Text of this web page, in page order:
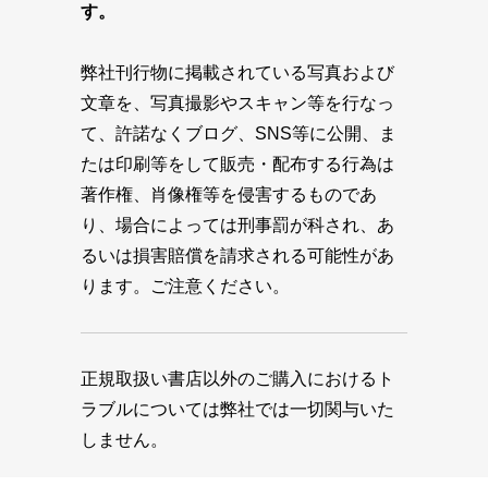
す。
弊社刊行物に掲載されている写真および
文章を、写真撮影やスキャン等を行なっ
て、許諾なくブログ、SNS等に公開、ま
たは印刷等をして販売・配布する行為は
著作権、肖像権等を侵害するものであ
り、場合によっては刑事罰が科され、あ
るいは損害賠償を請求される可能性があ
ります。ご注意ください。
正規取扱い書店以外のご購入におけるト
ラブルについては弊社では一切関与いた
しません。